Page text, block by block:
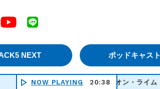
YouTube
NEXT ポッドキャスト
NOW PLAYING 20:38
Dive - カメレオン・ライム・ウーピーパイ